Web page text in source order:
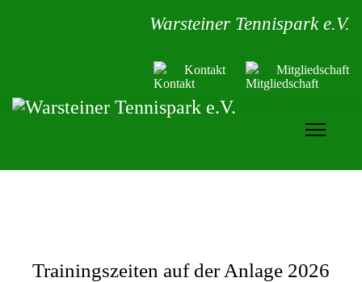
Warsteiner Tennispark e.V.
Kontakt Mitgliedschaft
Trainingszeiten auf der Anlage 2026